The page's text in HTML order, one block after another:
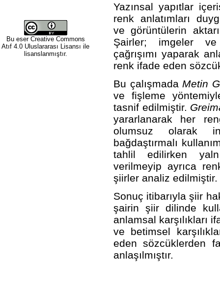
Bu eser Creative Commons
Atıf 4.0 Uluslararası Lisansı ile
lisanslanmıştır.
Yazınsal yapıtlar
renk anlatımları
ve görüntülerin
Şairler; imgeler
çağrışımı yaparak
renk ifade eden
Bu çalışmada Metin
ve fişleme
tasnif edilmiştir.
yararlanarak her
olumsuz olarak
bağdaştırmalı
tahlil edilirken
verilmeyip ayrıca
şiirler analiz edilmiştir.
Sonuç itibarıyla şiir
şairin şiir dilinde
anlamsal karşılıkları
ve betimsel
eden sözcüklerden
anlaşılmıştır.